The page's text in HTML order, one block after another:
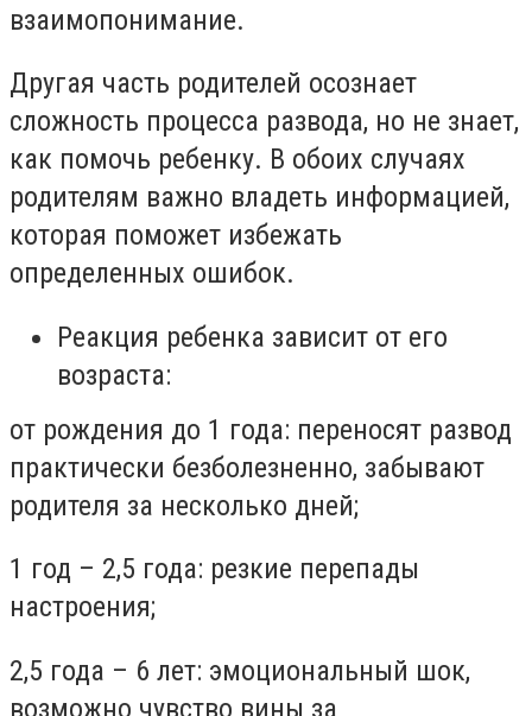
взаимопонимание.
Другая часть родителей осознает
сложность процесса развода, но не знает,
как помочь ребенку. В обоих случаях
родителям важно владеть информацией,
которая поможет избежать
определенных ошибок.
Реакция ребенка зависит от его
возраста:
от рождения до 1 года: переносят развод
практически безболезненно, забывают
родителя за несколько дней;
1 год – 2,5 года: резкие перепады
настроения;
2,5 года – 6 лет: эмоциональный шок,
возможно чувство вины за